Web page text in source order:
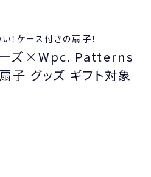
！ケース付きの扇子！
ーズ×Wpc. Patterns
子 グッズ ギフト対象